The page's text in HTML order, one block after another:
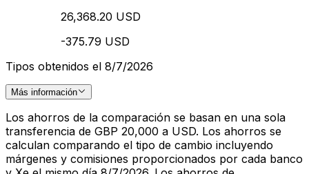
26,368.20 USD
-375.79 USD
Tipos obtenidos el 8/7/2026
Más información
Los ahorros de la comparación se basan en una sola
transferencia de GBP 20,000 a USD. Los ahorros se
calculan comparando el tipo de cambio incluyendo
márgenes y comisiones proporcionados por cada banco